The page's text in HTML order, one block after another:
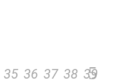
35 36 37 38 39